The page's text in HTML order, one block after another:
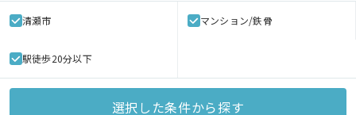
清瀬市 マンション/鉄骨
駅徒歩20分以下
選択した条件から探す